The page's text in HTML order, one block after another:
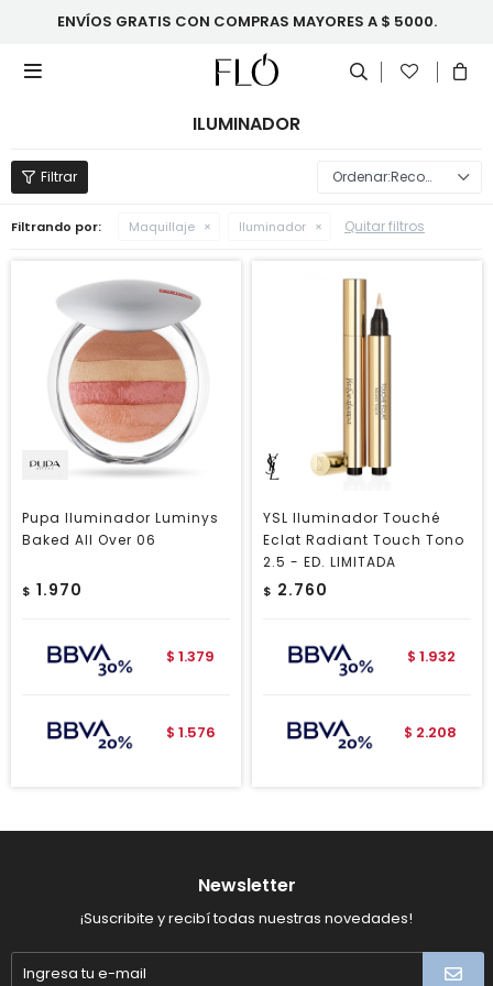
ENVÍOS GRATIS CON COMPRAS MAYORES A $ 5000.

ILUMINADOR
Recomendados
Filtrando por: Maquillaje Iluminador Quitar filtros
Pupa Iluminador Luminys
Baked All Over 06
$ 1.970
$ 1.379
$ 1.576
YSL Iluminador Touché
Eclat Radiant Touch Tono
2.5 - ED. LIMITADA
$ 2.760
$ 1.932
$ 2.208
Newsletter
¡Suscribite y recibí todas nuestras novedades!